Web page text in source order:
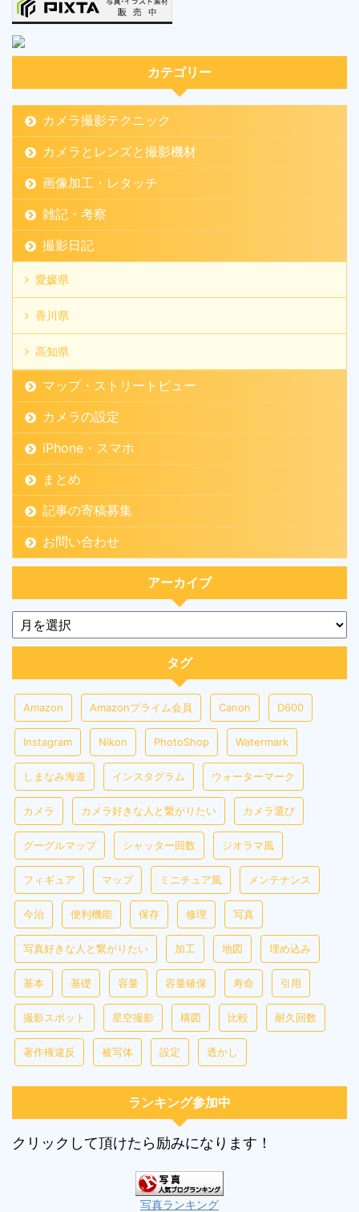
カテゴリー
カメラ撮影テクニック
カメラとレンズと撮影機材
画像加工・レタッチ
雑記・考察
撮影日記
愛媛県
香川県
高知県
マップ・ストリートビュー
カメラの設定
iPhone・スマホ
まとめ
記事の寄稿募集
お問い合わせ
アーカイブ
タグ
Amazon Amazonプライム会員 Canon D600
Instagram Nikon PhotoShop Watermark
しまなみ海道 インスタグラム ウォーターマーク
カメラ カメラ好きな人と繋がりたい カメラ選び
グーグルマップ シャッター回数 ジオラマ風
フィギュア マップ ミニチュア風 メンテナンス
今治 便利機能 保存 修理 写真
写真好きな人と繋がりたい 加工 地図 埋め込み
基本 基礎 容量 容量確保 寿命 引用
撮影スポット 星空撮影 構図 比較 耐久回数
著作権違反 被写体 設定 透かし
ランキング参加中
クリックして頂けたら励みになります！
写真ランキング